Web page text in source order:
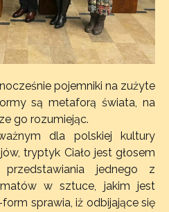
pojemniki na zużyte
są metaforą świata, na
go rozumiejąc.
dla polskiej kultury
tryptyk Ciało jest głosem
jednego z
w sztuce, jakim jest
sprawia, iż odbijające się